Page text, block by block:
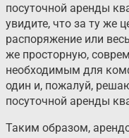
посуточной аренды
увидите, что за ту же
распоряжение или
же просторную,
необходимым для
один и, пожалуй,
посуточной аренды
Таким образом,